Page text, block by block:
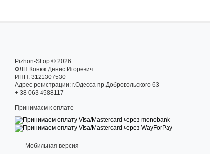
Pizhon-Shop © 2026
ФЛП Конюк Денис Игоревич
ИНН: 3121307530
Адрес регистрации: г.Одесса пр.Добровольского 63
+ 38 063 4588117
Принимаем к оплате
Мобильная версия